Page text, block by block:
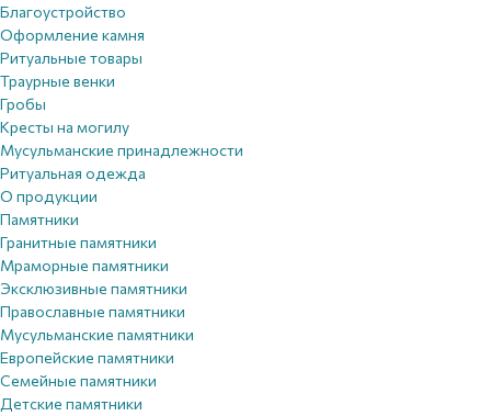
Благоустройствo
Оформление камня
Ритуальные товары
Траурные венки
Гробы
Кресты на могилу
Мусульманские принадлежности
Ритуальная одежда
О продукции
Памятники
Гранитные памятники
Мраморные памятники
Эксклюзивные памятники
Православные памятники
Мусульманские памятники
Европейские памятники
Семейные памятники
Детские памятники